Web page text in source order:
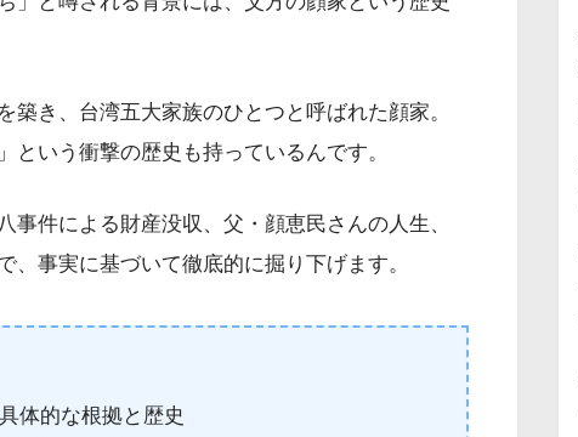
き、台湾五大家族のひとつと呼ばれた顔家。
いう衝撃の歴史も持っているんです。
件による財産没収、父・顔恵民さんの人生、
事実に基づいて徹底的に掘り下げます。
体的な根拠と歴史